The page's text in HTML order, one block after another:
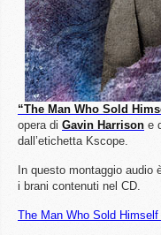
“The Man Who Sold
opera di Gavin Harrison e
dall’etichetta Kscope.
In questo montaggio
i brani contenuti nel CD.
The Man Who Sold